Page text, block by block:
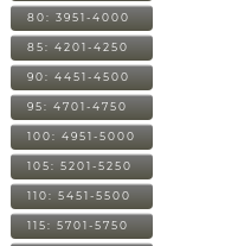
80: 3951-4000
85: 4201-4250
90: 4451-4500
95: 4701-4750
100: 4951-5000
105: 5201-5250
110: 5451-5500
115: 5701-5750